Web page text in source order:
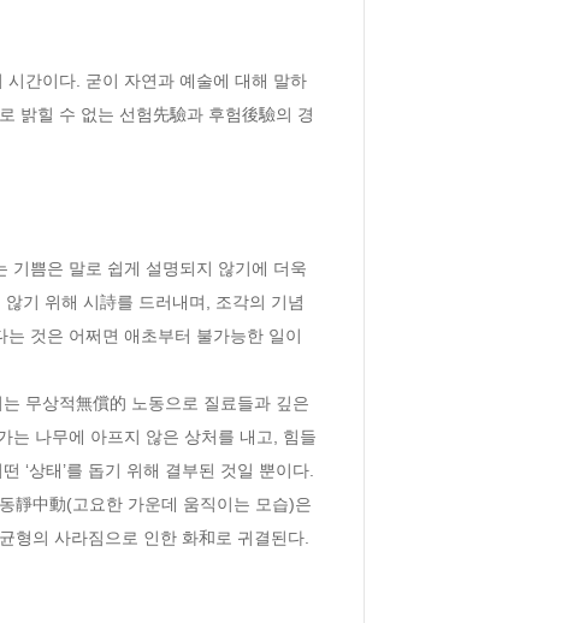
간이다. 굳이 자연과 예술에 대해 말하
밝힐 수 없는 선험先驗과 후험後驗의 경
기쁨은 말로 쉽게 설명되지 않기에 더욱
기 위해 시詩를 드러내며, 조각의 기념
것은 어쩌면 애초부터 불가능한 일이
무상적無償的 노동으로 질료들과 깊은
는 나무에 아프지 않은 상처를 내고, 힘들
‘상태’를 돕기 위해 결부된 것일 뿐이다.
靜中動(고요한 가운데 움직이는 모습)은
형의 사라짐으로 인한 화和로 귀결된다.